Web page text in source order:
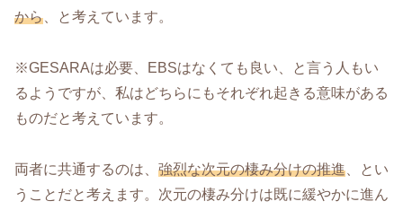
から 、と考えています。
※GESARAは必要、EBSはなくても良い、と言う人もい
るようですが、私はどちらにもそれぞれ起きる意味がある
ものだと考えています。
両者に共通するのは、 強烈な次元の棲み分けの推進 、とい
うことだと考えます。次元の棲み分けは既に緩やかに進ん